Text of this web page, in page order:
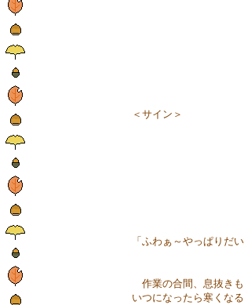
＜サイン＞
「ふわぁ～やっぱりだ
作業の合間、息抜きも
いつになったら寒くな